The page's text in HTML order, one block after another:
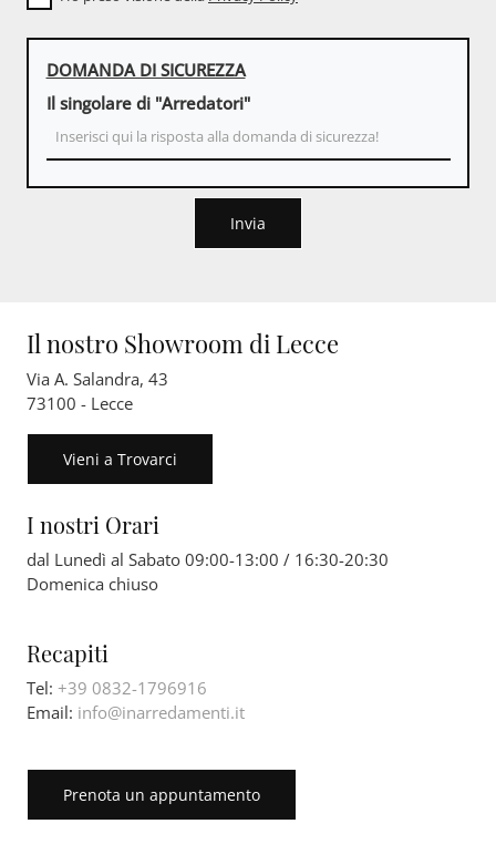
DOMANDA DI SICUREZZA
Il singolare di "Arredatori"
Invia
Il nostro Showroom di Lecce
Via A. Salandra, 43
73100 - Lecce
Vieni a Trovarci
I nostri Orari
dal Lunedì al Sabato 09:00-13:00 / 16:30-20:30
Domenica chiuso
Recapiti
Tel: +39 0832-1796916
Email: info@inarredamenti.it
Prenota un appuntamento